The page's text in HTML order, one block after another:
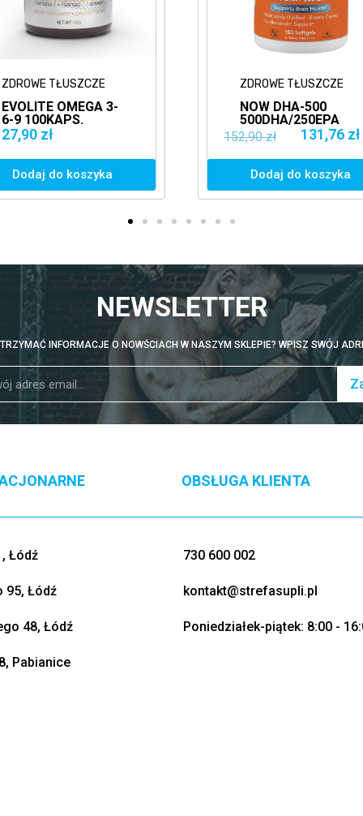
ZDROWE TŁUSZCZE
NOW DHA-500
TŁUSZCZE
Dodaj do koszyka
DHA
25,00
NEWSLETTER
INFORMACJE O NOWŚCIACH W NASZYM SKLEPIE? WPISZ SWÓJ
Łódź
95, Łódź
48, Łódź
Pabianice
OBSŁUGA KLIENTA
730 600 002
kontakt@strefasupli.pl
Poniedziałek-piątek: 8:00 -